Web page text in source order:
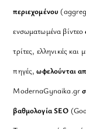
περιεχομένου
ενσωματωμένα βίντεο
τρίτες, ελληνικές και
πηγές,ωφελούνται
ModernaGynaika.gr
βαθμολογία SEO